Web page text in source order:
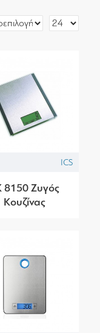
ICS
8150 Ζυγός
Κουζίνας